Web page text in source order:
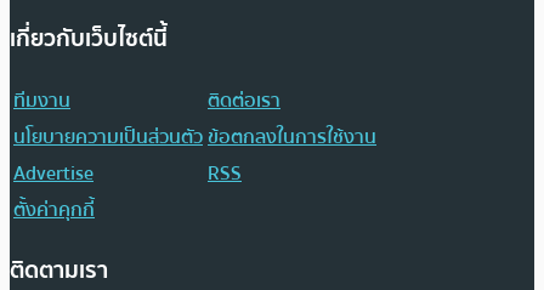
เกี่ยวกับเว็บไซต์นี้
ทีมงาน
ติดต่อเรา
นโยบายความเป็นส่วนตัวข้อตกลงในการใช้งาน
Advertise
RSS
ตั้งค่าคุกกี้
ติดตามเรา